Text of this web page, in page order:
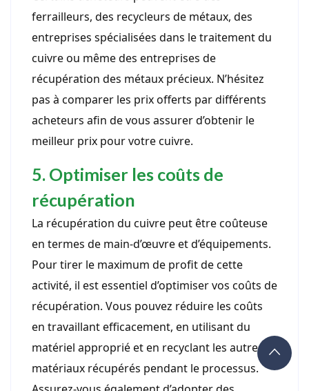
ferrailleurs, des recycleurs de métaux, des
entreprises spécialisées dans le traitement du
cuivre ou même des entreprises de
récupération des métaux précieux. N’hésitez
pas à comparer les prix offerts par différents
acheteurs afin de vous assurer d’obtenir le
meilleur prix pour votre cuivre.
5. Optimiser les coûts de
récupération
La récupération du cuivre peut être coûteuse
en termes de main-d’œuvre et d’équipements.
Pour tirer le maximum de profit de cette
activité, il est essentiel d’optimiser vos coûts de
récupération. Vous pouvez réduire les coûts
en travaillant efficacement, en utilisant du
matériel approprié et en recyclant les autres
matériaux récupérés pendant le processus.